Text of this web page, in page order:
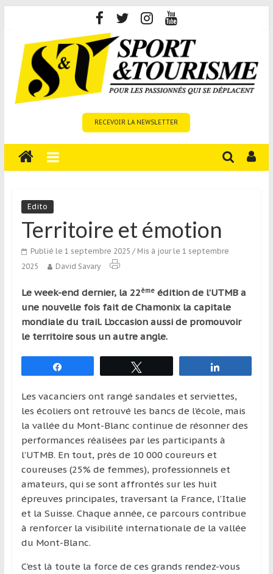
content
Tourisme
est
média
sur
tourisme
sportif
s’adresse
aux
voyageurs
ponctuels
ou
réguliers,
passionnés
ou
simples
spectateurs
de
sport,
qui
se
déplacent
en
France
RECEVOIR LA NEWSLETTER
Edito
Territoire et émotion
Publié le 1 septembre 2025 / Mis à jour le 1 septembre
2025
David Savary
Le week-end dernier, la 22èmeédition de l’UTMB a
une nouvelle fois fait de Chamonix la capitale
mondiale du trail. L’occasion aussi de promouvoir
le territoire sous un autre angle.
Les vacanciers ont rangé sandales et serviettes,
les écoliers ont retrouvé les bancs de l’école, mais
la vallée du Mont-Blanc continue de résonner des
performances réalisées par les participants à
l’UTMB. En tout, près de 10 000 coureurs et
coureuses (25% de femmes), professionnels et
amateurs, qui se sont affrontés sur les huit
épreuves principales, traversant la France, l’Italie
et la Suisse. Chaque année, ce parcours contribue
à renforcer la visibilité internationale de la vallée
du Mont-Blanc.
C’est là toute la force de ces grands rendez-vous